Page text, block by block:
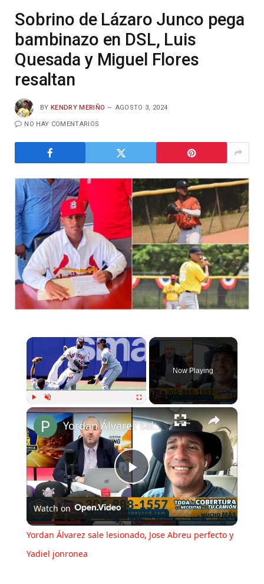
Sobrino de Lázaro Junco pega
bambinazo en DSL, Luis
Quesada y Miguel Flores
resaltan
BY KENDRY MERIÑO AGOSTO 3, 2024
NO HAY COMENTARIOS
×
Now Playing
×
Play
Video
Yordan Álvarez sale lesionado, Jose Abreu perfecto y Yadiel jonronea
Watch on
Yordan Álvarez sale lesionado, Jose Abreu perfecto y
Yadiel jonronea